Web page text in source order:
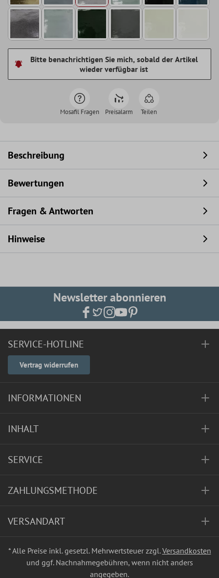
Bitte benachrichtigen Sie mich, sobald der Artikel
wieder verfügbar ist
Mosafil Fragen Preisalarm Teilen
Beschreibung
Bewertungen
Fragen & Antworten
Hinweise
Newsletter abonnieren
SERVICE-HOTLINE
Vertrag widerrufen
INFORMATIONEN
INHALT
SERVICE
ZAHLUNGSMETHODE
VERSANDART
* Alle Preise inkl. gesetzl. Mehrwertsteuer zzgl.Versandkosten
und ggf. Nachnahmegebühren, wenn nicht anders
angegeben.